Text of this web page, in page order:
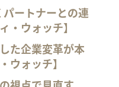
ートナーとの連
・ウォッチ】
た企業変革が本
ウォッチ】